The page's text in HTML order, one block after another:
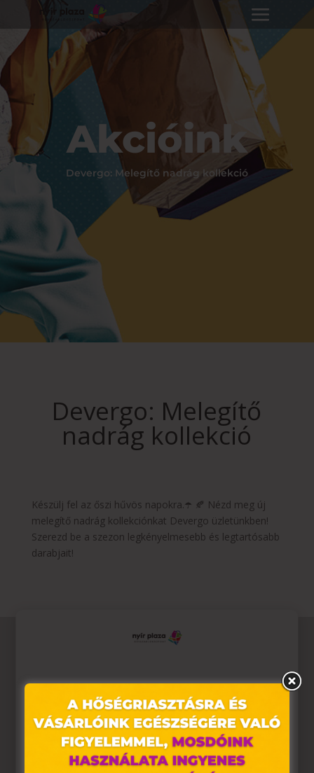
Akcióink
Devergo: Melegítő nadrág kollekció
Devergo: Melegítő
nadrág kollekció
Készülj fel az őszi hűvös napokra.☂️ 🍂 Nézd meg új
melegítő nadrág kollekciónkat Devergo üzletünkben!
Szerezd be a szezon legkényelmesebb és legtartósabb
darabjait!
Weboldalunkon „cookie"-kat (továbbiakban „süti")
alkalmazunk. Ezek olyan fájlok, melyek információt
tárolnak webes böngészőjében. Ehhez az Ön
hozzájárulása szükséges.